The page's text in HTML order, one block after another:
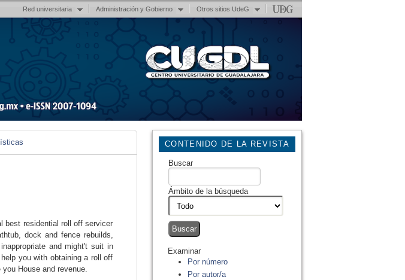
Red universitaria Administración y Gobierno Otros sitios UdeG
CONTENIDO DE LA REVISTA
Buscar
Ámbito de la búsqueda
Examinar
Por número
Por autor/a
best residential roll off servicer
dock and fence rebuilds,
and might't suit in
you with obtaining a roll off
House and revenue.